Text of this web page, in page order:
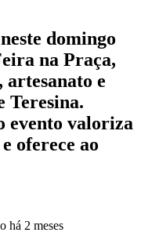
domingo
na Praça,
e
Teresina.
evento valoriza
oferece ao
há 2 meses